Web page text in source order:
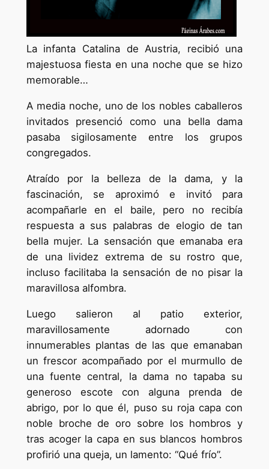
La infanta Catalina de Austria, recibió una
majestuosa fiesta en una noche que se hizo
memorable…
A media noche, uno de los nobles caballeros
invitados presenció como una bella dama
pasaba sigilosamente entre los grupos
congregados.
Atraído por la belleza de la dama, y la
fascinación, se aproximó e invitó para
acompañarle en el baile, pero no recibía
respuesta a sus palabras de elogio de tan
bella mujer. La sensación que emanaba era
de una lividez extrema de su rostro que,
incluso facilitaba la sensación de no pisar la
maravillosa alfombra.
Luego salieron al patio exterior,
maravillosamente adornado con
innumerables plantas de las que emanaban
un frescor acompañado por el murmullo de
una fuente central, la dama no tapaba su
generoso escote con alguna prenda de
abrigo, por lo que él, puso su roja capa con
noble broche de oro sobre los hombros y
tras acoger la capa en sus blancos hombros
profirió una queja, un lamento: “Qué frío”.